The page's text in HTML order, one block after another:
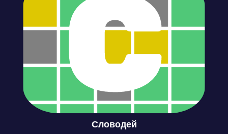
Словодей